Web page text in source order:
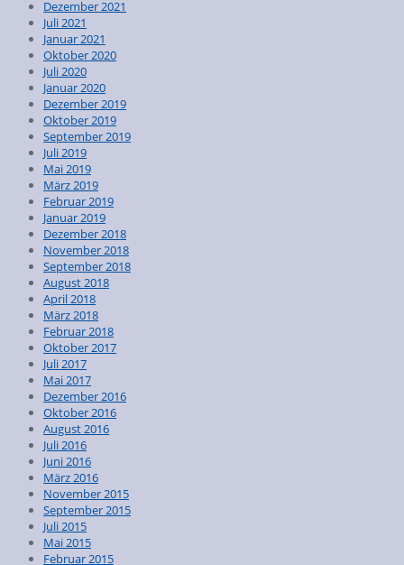
Dezember 2021
Juli 2021
Januar 2021
Oktober 2020
Juli 2020
Januar 2020
Dezember 2019
Oktober 2019
September 2019
Juli 2019
Mai 2019
März 2019
Februar 2019
Januar 2019
Dezember 2018
November 2018
September 2018
August 2018
April 2018
März 2018
Februar 2018
Oktober 2017
Juli 2017
Mai 2017
Dezember 2016
Oktober 2016
August 2016
Juli 2016
Juni 2016
März 2016
November 2015
September 2015
Juli 2015
Mai 2015
Februar 2015